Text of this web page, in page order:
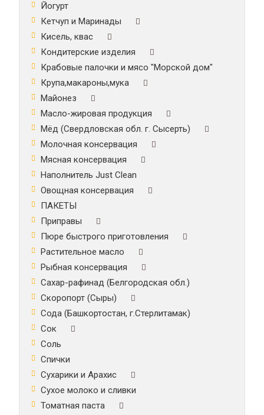
Йогурт
Кетчуп и Маринады
Кисель, квас
Кондитерские изделия
Крабовые палочки и мясо "Морской дом"
Крупа,макароны,мука
Майонез
Масло-жировая продукция
Мёд (Свердловская обл. г. Сысерть)
Молочная консервация
Мясная консервация
Наполнитель Just Clean
Овощная консервация
ПАКЕТЫ
Приправы
Пюре быстрого приготовления
Растительное масло
Рыбная консервация
Сахар-рафинад (Белгородская обл.)
Скоропорт (Сыры)
Сода (Башкортостан, г.Стерлитамак)
Сок
Соль
Спички
Сухарики и Арахис
Сухое молоко и сливки
Томатная паста